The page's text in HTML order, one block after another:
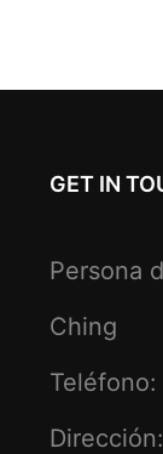
GET IN
Persona
Ching
Teléfono: